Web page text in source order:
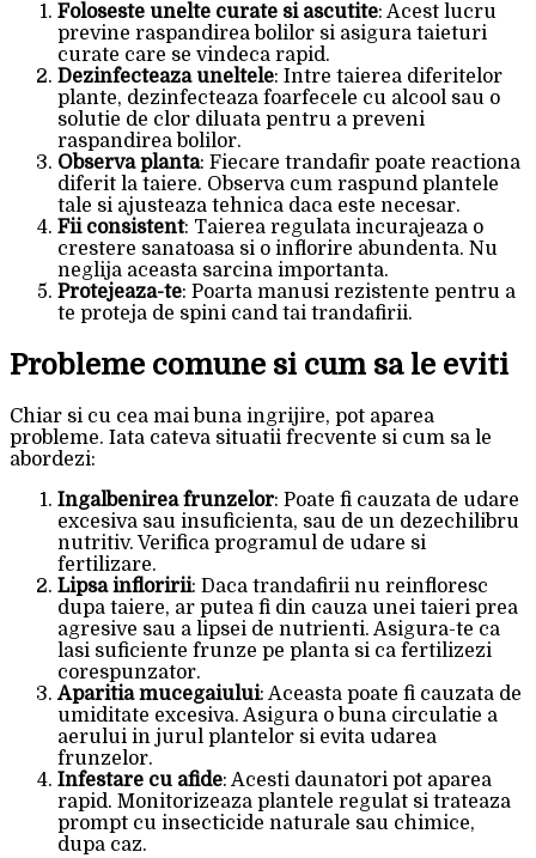
Foloseste unelte curate si ascutite: Acest lucru
previne raspandirea bolilor si asigura taieturi
curate care se vindeca rapid.
Dezinfecteaza uneltele: Intre taierea diferitelor
plante, dezinfecteaza foarfecele cu alcool sau o
solutie de clor diluata pentru a preveni
raspandirea bolilor.
Observa planta: Fiecare trandafir poate reactiona
diferit la taiere. Observa cum raspund plantele
tale si ajusteaza tehnica daca este necesar.
Fii consistent: Taierea regulata incurajeaza o
crestere sanatoasa si o inflorire abundenta. Nu
neglija aceasta sarcina importanta.
Protejeaza-te: Poarta manusi rezistente pentru a
te proteja de spini cand tai trandafirii.
Probleme comune si cum sa le eviti
Chiar si cu cea mai buna ingrijire, pot aparea
probleme. Iata cateva situatii frecvente si cum sa le
abordezi:
Ingalbenirea frunzelor: Poate fi cauzata de udare
excesiva sau insuficienta, sau de un dezechilibru
nutritiv. Verifica programul de udare si
fertilizare.
Lipsa infloririi: Daca trandafirii nu reinfloresc
dupa taiere, ar putea fi din cauza unei taieri prea
agresive sau a lipsei de nutrienti. Asigura-te ca
lasi suficiente frunze pe planta si ca fertilizezi
corespunzator.
Aparitia mucegaiului: Aceasta poate fi cauzata de
umiditate excesiva. Asigura o buna circulatie a
aerului in jurul plantelor si evita udarea
frunzelor.
Infestare cu afide: Acesti daunatori pot aparea
rapid. Monitorizeaza plantele regulat si trateaza
prompt cu insecticide naturale sau chimice,
dupa caz.